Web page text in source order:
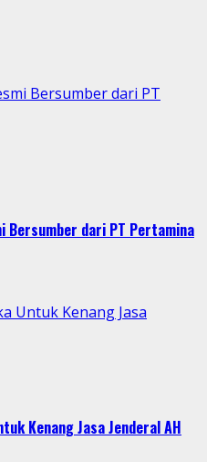
Bersumber dari PT
Bersumber dari PT Pertamina
Untuk Kenang Jasa
Kenang Jasa Jenderal AH